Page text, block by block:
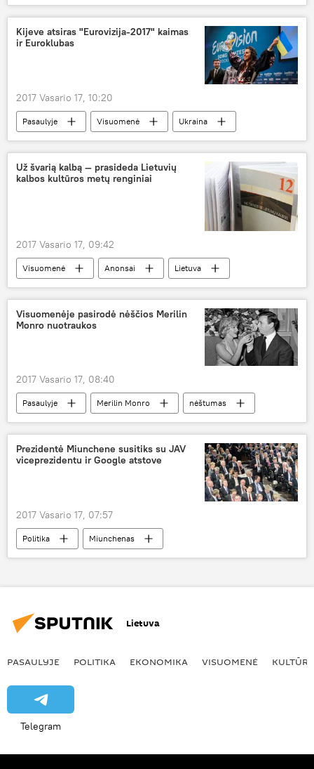
Nepriklausomybės Aktas
Nepriklausomybės diena
Kijeve atsiras "Eurovizija-2017" kaimas
ir Euroklubas
2017 Vasario 17, 10:20
Pasaulyje Visuomenė
Ukraina
Kijevas
Eurovizija-2017
"Eurovizija-2017" Kijeve
Už švarią kalbą — prasideda Lietuvių
kalbos kultūros metų renginiai
2017 Vasario 17, 09:42
Visuomenė Anonsai
Lietuva
Lietuvių kalbos kultūros metai
lietuvių kalba
Visuomenėje pasirodė nėščios Merilin
Monro nuotraukos
2017 Vasario 17, 08:40
Pasaulyje Merilin Monro nėštumas
Prezidentė Miunchene susitiks su JAV
viceprezidentu ir Google atstove
2017 Vasario 17, 07:57
Politika
Miunchenas
Dalia Grybauskaitė
Europos Sąjunga
Lietuva
PASAULYJE POLITIKA EKONOMIKA VISUOMENĖ KULTŪRA
Telegram